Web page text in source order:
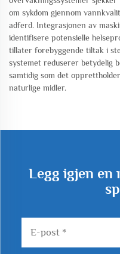
om sykdom gjennom
adferd. Integrasjonen av
identifisere potensielle
tillater forebyggende tiltak i
systemet reduserer betydelig
samtidig som det
naturlige midler.
Legg igjen en